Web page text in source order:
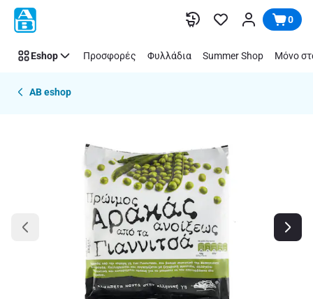
Παράλειψη 0
Eshop Προσφορές Φυλλάδια Summer Shop Μόνο
AB eshop